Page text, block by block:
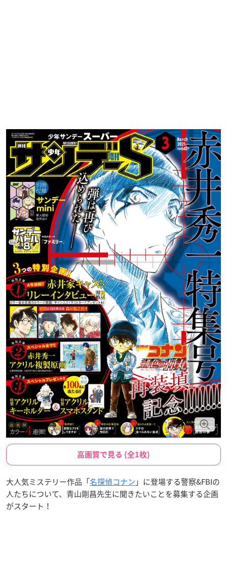
高画質で見る (全1枚)
大人気ミステリー作品「名探偵コナン 」に登場する警察&FBIの
人たちについて、青山剛昌先生に聞きたいことを募集する企画
がスタート！